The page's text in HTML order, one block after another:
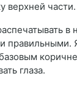
верхней части.
в
правильными.
базовым
глаза.